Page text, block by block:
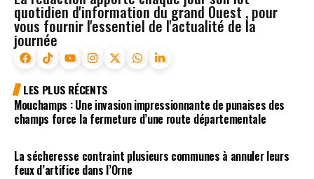
quotidien d'information du grand Ouest , pour
vous fournir l'essentiel de l'actualité de la
journée
LES PLUS RÉCENTS
Mouchamps : Une invasion impressionnante de punaises des
champs force la fermeture d’une route départementale
La sécheresse contraint plusieurs communes à annuler leurs
feux d’artifice dans l’Orne